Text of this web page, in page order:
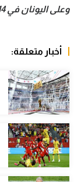
آسيا
أمريكا
ركن الألعاب
أقسام خاصة
وعلى اليونان في 2014 ووصل لربع النهائي.
أخبار متعلقة: